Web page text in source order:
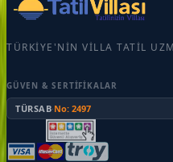
TÜRKIYE'NIN VILLA TATIL
GÜVEN & SERTIFIKALAR
TÜRSAB·No: 2497